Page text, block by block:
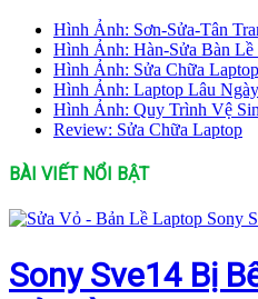
Hình Ảnh: Sơn-Sửa-Tân
Hình Ảnh: Hàn-Sửa Bàn Lề
Hình Ảnh: Sửa Chữa
Hình Ảnh: Laptop Lâu
Hình Ảnh: Quy Trình Vệ
Review: Sửa Chữa Laptop
BÀI VIẾT NỔI BẬT
Sony Sve14 Bị